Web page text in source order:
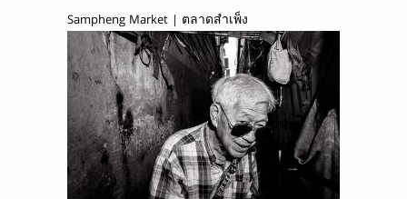
Sampheng Market | ตลาดสำเพ็ง